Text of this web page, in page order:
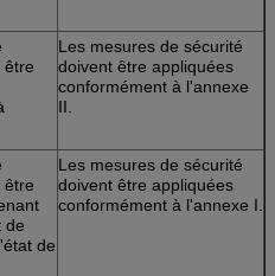
être
Les mesures de sécurité
doivent être appliquées
conformément à l'annexe
II.
être
de
de
Les mesures de sécurité
doivent être appliquées
conformément à l'annexe I.